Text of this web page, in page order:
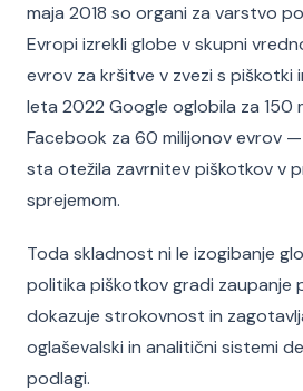
maja 2018 so organi za varstvo
Evropi izrekli globe v skupni
evrov za kršitve v zvezi s piškotki
leta 2022 Google oglobila za 150
Facebook za 60 milijonov evrov
sta otežila zavrnitev piškotkov v
sprejemom.
Toda skladnost ni le izogibanje
politika piškotkov gradi zaupanje
dokazuje strokovnost in
oglaševalski in analitični sistemi
podlagi.